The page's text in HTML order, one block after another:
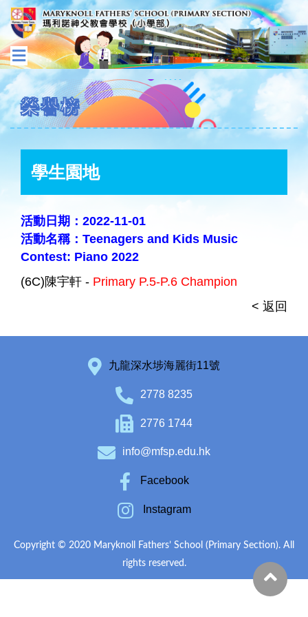
榮譽榜
學生園地
活動日期：2022-11-01
活動名稱：Teenagers and Kids Music
Contest: Piano 2022
(6C)陳宇軒 - Primary P.5-P.6 Champion
< 返回
九龍深水埗海麗街11號
2778 8235
2776 1744
info@mfsp.edu.hk
Facebook
Instagram
Copyright © 2020 Maryknoll Fathers’ School (Primary Section). All
rights reserved.